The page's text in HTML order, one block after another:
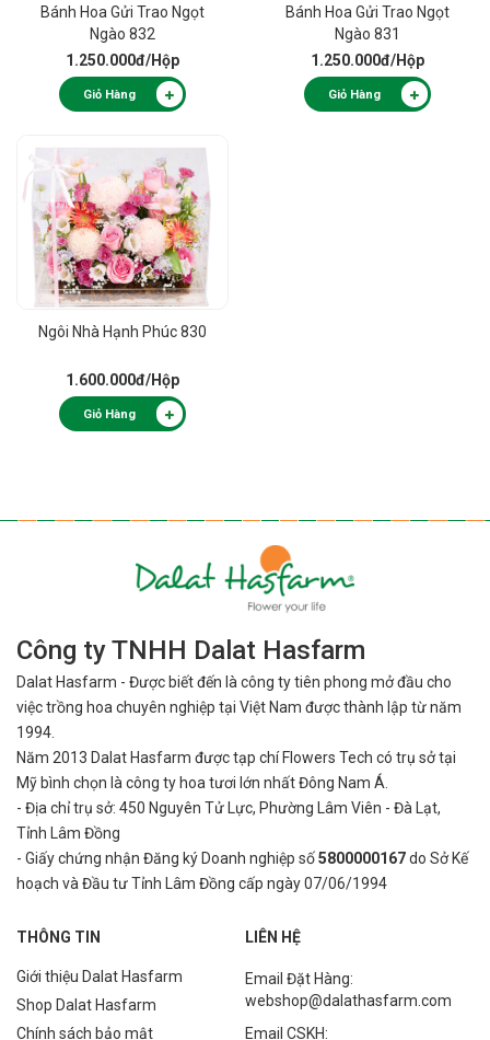
Bánh Hoa Gửi Trao Ngọt
Ngào 832
1.250.000đ/Hộp
Giỏ Hàng
Bánh Hoa Gửi Trao Ngọt
Ngào 831
1.250.000đ/Hộp
Giỏ Hàng
Ngôi Nhà Hạnh Phúc 830
1.600.000đ/Hộp
Giỏ Hàng
Công ty TNHH Dalat Hasfarm
Dalat Hasfarm - Được biết đến là công ty tiên phong mở đầu cho
việctrồng hoa chuyên nghiệp tại Việt Nam được thành lập từ năm
1994.
Năm 2013 Dalat Hasfarm được tạp chí Flowers Tech có trụ sở tại
Mỹ bình chọn là công ty hoa tươi lớn nhất Đông Nam Á.
- Địa chỉ trụ sở: 450 Nguyên Tử Lực, Phường Lâm Viên - Đà Lạt,
Tỉnh Lâm Đồng
- Giấy chứng nhận Đăng ký Doanh nghiệp số5800000167do Sở Kế
hoạch và Đầu tư Tỉnh Lâm Đồng cấp ngày 07/06/1994
THÔNG TIN
Giới thiệu Dalat Hasfarm
Shop Dalat Hasfarm
Chính sách bảo mật
LIÊN HỆ
Email Đặt Hàng:
webshop@dalathasfarm.com
Email CSKH: